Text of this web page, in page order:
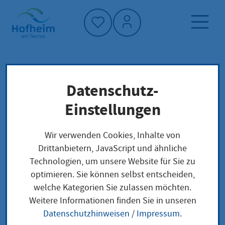
Startseite"
Dienstleistung-Finder
Verwaltungsstruktur
Spiel- und Grünflächen
Spiel- und
Grünflächen
Anschrift
Datenschutz-
Einstellungen
Wir verwenden Cookies, Inhalte von
Drittanbietern, JavaScript und ähnliche
Technologien, um unsere Website für Sie zu
optimieren. Sie können selbst entscheiden,
welche Kategorien Sie zulassen möchten.
Weitere Informationen finden Sie in unseren
Datenschutzhinweisen / Impressum.